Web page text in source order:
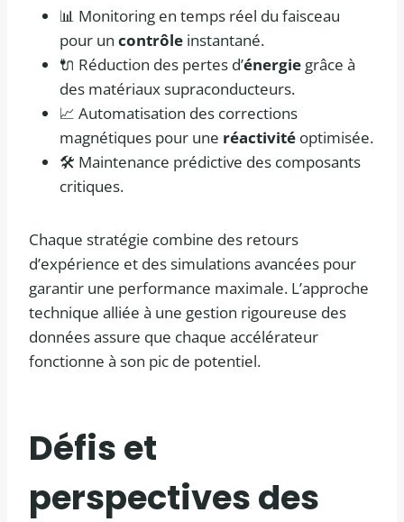
📊 Monitoring en temps réel du faisceau
pour un contrôle instantané.
🔌 Réduction des pertes d’énergie grâce à
des matériaux supraconducteurs.
📈 Automatisation des corrections
magnétiques pour une réactivité optimisée.
🛠️ Maintenance prédictive des composants
critiques.
Chaque stratégie combine des retours
d’expérience et des simulations avancées pour
garantir une performance maximale. L’approche
technique alliée à une gestion rigoureuse des
données assure que chaque accélérateur
fonctionne à son pic de potentiel.
Défis et
perspectives des